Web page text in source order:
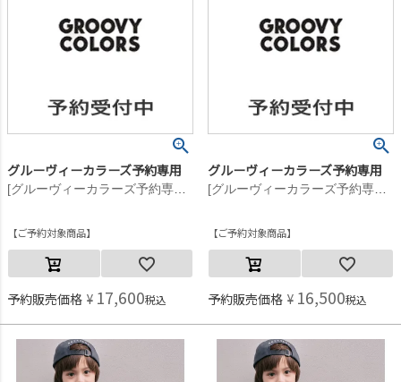
グルーヴィーカラーズ予約専用
[グルーヴィーカラーズ予約専用] ライトシェル S タフタ ZIP JK【9月入荷予定】 16BEベージュ
ご予約対象商品
予約販売価格 ¥ 17,600税込
グルーヴィーカラーズ予約専用
[グルーヴィーカラーズ予約専用] ライトシェル S タフタ ZIP JK【9月入荷予定】 16BEベージュ
ご予約対象商品
予約販売価格 ¥ 16,500税込